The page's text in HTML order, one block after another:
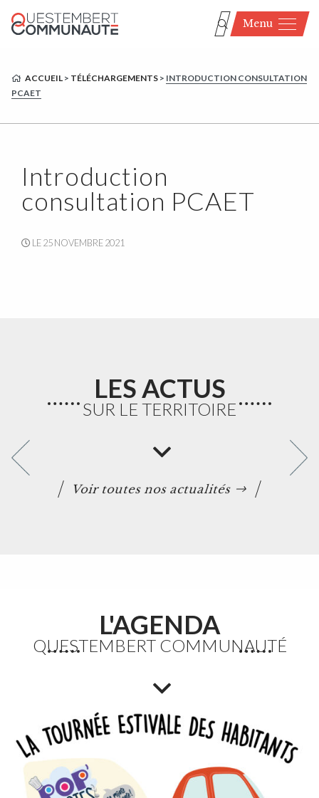
Menu
ACCUEIL > TÉLÉCHARGEMENTS > INTRODUCTION CONSULTATION
PCAET
Introduction
consultation PCAET
LE 25 NOVEMBRE 2021
LES ACTUS
SUR LE TERRITOIRE
Fortes chaleurs : Adaptation des horaires des
En raison de l’épisode de fortes chaleurs, les horaires
appliqués du lundi 10 au vendredi 14 août 2026 inclus.
Lire la suite
Voir toutes nos actualités
L'AGENDA
QUESTEMBERT COMMUNAUTÉ